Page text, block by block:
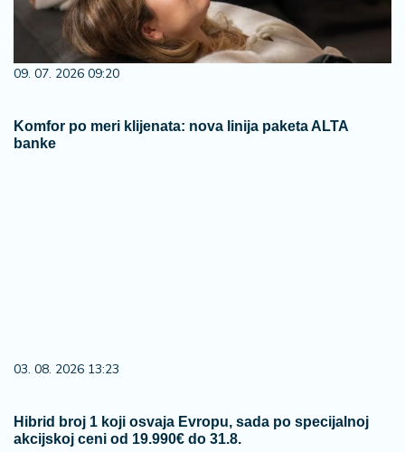
09. 07. 2026 09:20
Komfor po meri klijenata: nova linija paketa ALTA
banke
03. 08. 2026 13:23
Hibrid broj 1 koji osvaja Evropu, sada po specijalnoj
akcijskoj ceni od 19.990€ do 31.8.